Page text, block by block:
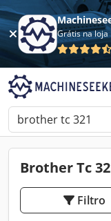
Grátis na loja
Brother Tc
Filtro